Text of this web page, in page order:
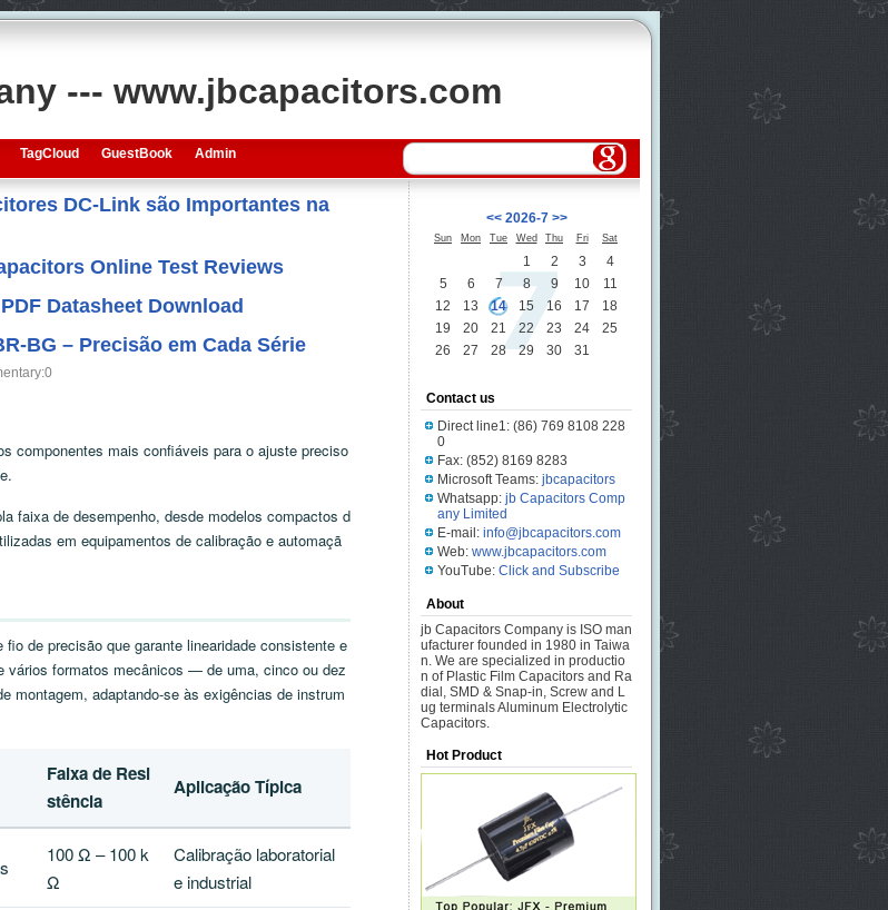
--- www.jbcapacitors.com
TagCloud GuestBook Admin
DC-Link são Importantes na
Online Test Reviews
Datasheet Download
BG – Precisão em Cada Série
componentes mais confiáveis para o ajuste preciso
faixa de desempenho, desde modelos compactos d
em equipamentos de calibração e automaçã
de precisão que garante linearidade consistente e
vários formatos mecânicos — de uma, cinco ou dez
adaptando-se às exigências de instrum
Faixa de Resi
stência
Aplicação Típica
100 Ω – 100 k
Ω
Calibração laboratorial
e industrial
<< 2026-7 >>
Sun Mon Tue Wed Thu Fri Sat
1 2 3
4
5
6 7 8 9 10
11
12
13 14 15 16 17
18
19
20 21 22 23 24
25
26
27 28 29 30 31
Contact us
Direct line1: (86) 769 8108 228
0
Fax: (852) 8169 8283
Microsoft Teams: jbcapacitors
Whatsapp: jb Capacitors Comp
any Limited
E-mail: info@jbcapacitors.com
Web: www.jbcapacitors.com
YouTube: Click and Subscribe
About
jb Capacitors Company is ISO man
ufacturer founded in 1980 in Taiwa
n. We are specialized in productio
n of Plastic Film Capacitors and Ra
dial, SMD & Snap-in, Screw and L
ug terminals Aluminum Electrolytic
Capacitors.
Hot Product